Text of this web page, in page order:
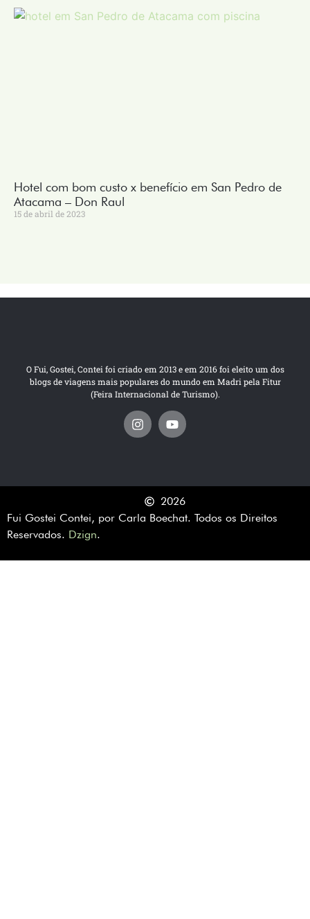
Hotel com bom custo x benefício em San Pedro de
Atacama – Don Raul
15 de abril de 2023
O Fui, Gostei, Contei foi criado em 2013 e em 2016 foi eleito um dos
blogs de viagens mais populares do mundo em Madri pela Fitur
(Feira Internacional de Turismo).
2026
Fui Gostei Contei, por Carla Boechat. Todos os Direitos
Reservados. Dzign.